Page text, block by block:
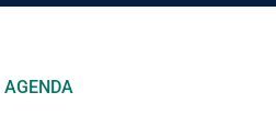
AGENDA